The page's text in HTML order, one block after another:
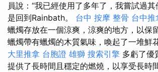
員說：“我已經使用了多年了，我嘗試過
是回到Rainbath。 台中 按摩 整骨 台中推
蠟燭存放在一個涼爽，涼爽的地方，以保
蠟燭帶有蠟燭的木質氣味，喚起了一堆鮮
大里推拿 台胞證 雄獅 搜索引擎 多虧了優
提供了長時間且穩定的燃燒，以享受長時